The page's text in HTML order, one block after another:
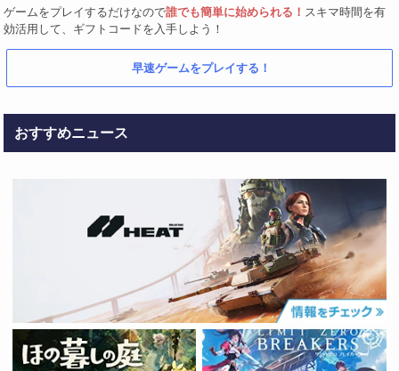
ゲームをプレイするだけなので誰でも簡単に始められる！ スキマ時間を有
効活用して、ギフトコードを入手しよう！
早速ゲームをプレイする！
おすすめニュース